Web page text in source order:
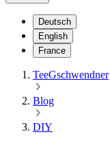
Deutsch
English
France
TeeGschwendner
Blog
DIY